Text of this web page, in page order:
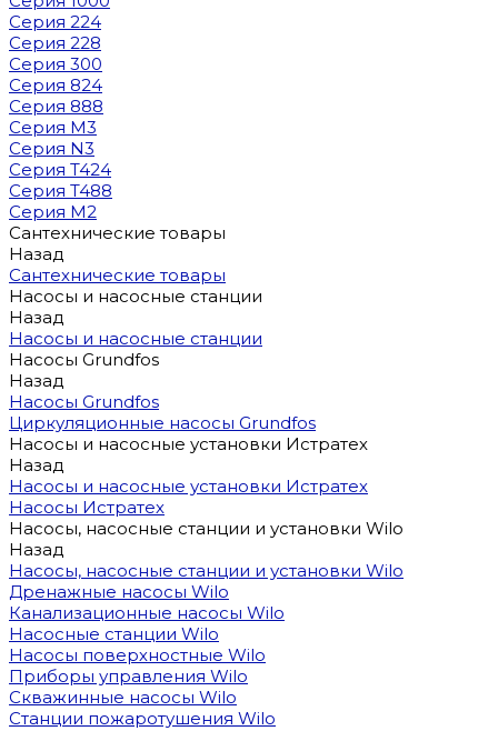
Серия 224
Серия 228
Серия 300
Серия 824
Серия 888
Серия M3
Серия N3
Серия T424
Серия T488
Серия М2
Сантехнические товары
Назад
Сантехнические товары
Насосы и насосные станции
Назад
Насосы и насосные станции
Насосы Grundfos
Назад
Насосы Grundfos
Циркуляционные насосы Grundfos
Насосы и насосные установки Истратех
Назад
Насосы и насосные установки Истратех
Насосы Истратех
Насосы, насосные станции и установки Wilo
Назад
Насосы, насосные станции и установки Wilo
Дренажные насосы Wilo
Канализационные насосы Wilo
Насосные станции Wilo
Насосы поверхностные Wilo
Приборы управления Wilo
Скважинные насосы Wilo
Станции пожаротушения Wilo